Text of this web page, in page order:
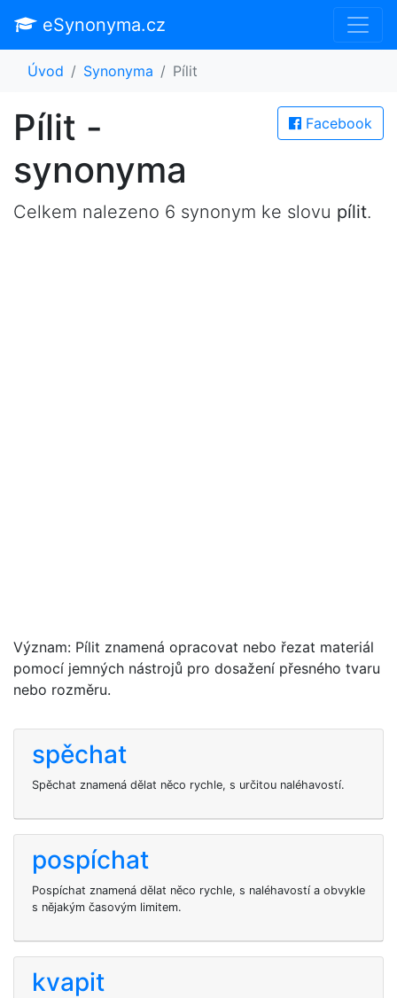
eSynonyma.cz
Úvod Synonyma Pílit
Facebook
Pílit -
synonyma
Celkem nalezeno 6 synonym ke slovu pílit.
Význam: Pílit znamená opracovat nebo řezat materiál
pomocí jemných nástrojů pro dosažení přesného tvaru
nebo rozměru.
spěchat
Spěchat znamená dělat něco rychle, s určitou naléhavostí.
pospíchat
Pospíchat znamená dělat něco rychle, s naléhavostí a obvykle
s nějakým časovým limitem.
kvapit